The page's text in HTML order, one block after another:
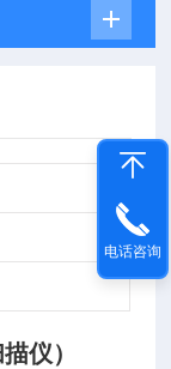
仪）
电话咨询